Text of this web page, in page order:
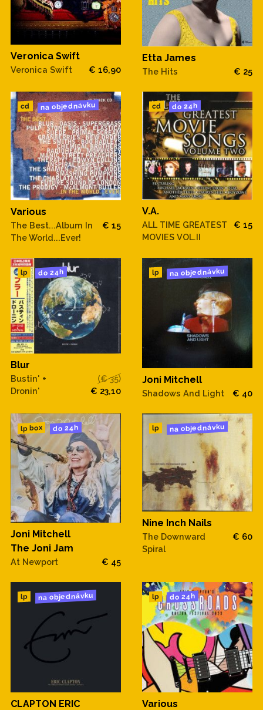
Veronica Swift
Veronica Swift € 16,90
Etta James
The Hits € 25
cd na objednávku
Various
The Best...Album In
The World...Ever!
€ 15
cd do 24h
V.A.
ALL TIME GREATEST
MOVIES VOL.II
€ 15
lp do 24h
Blur
Bustin' +
Dronin'
(€ 35)
€ 23,10
lp na objednávku
Joni Mitchell
Shadows And Light € 40
lp box do 24h
Joni Mitchell
The Joni Jam
At Newport € 45
lp na objednávku
Nine Inch Nails
The Downward
Spiral
€ 60
lp na objednávku
CLAPTON ERIC
lp do 24h
Various